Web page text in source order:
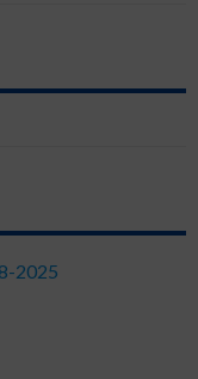
2025